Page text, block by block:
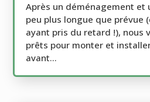
Après un déménagement et
peu plus longue que prévue
ayant pris du retard !), nous
prêts pour monter et
avant...